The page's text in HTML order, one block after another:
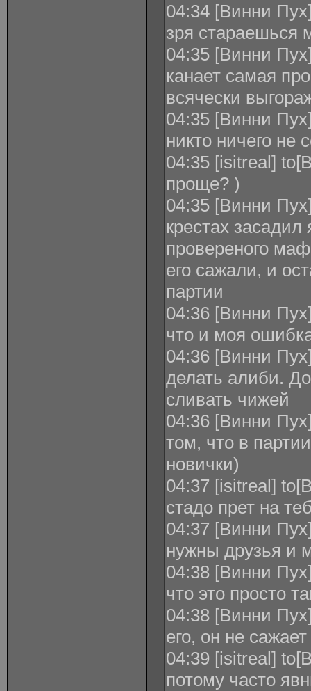
04:34 [Винни
зря стараешься
04:35 [Винни
канает самая
всячески
04:35 [Винни
никто ничего не
04:35 [isitreal]
проще? )
04:35 [Винни
крестах засадил
провереного
его сажали, и
партии
04:36 [Винни
что и моя
04:36 [Винни
делать алиби.
сливать чижей
04:36 [Винни
том, что в
новички)
04:37 [isitreal]
стадо прет на
04:37 [Винни
нужны друзья и
04:38 [Винни
что это просто
04:38 [Винни
его, он не
04:39 [isitreal]
потому часто